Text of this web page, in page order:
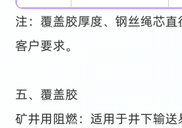
注：覆盖胶厚度、钢丝绳芯
客户要求。
五、覆盖胶
矿井用阻燃：适用于井下输